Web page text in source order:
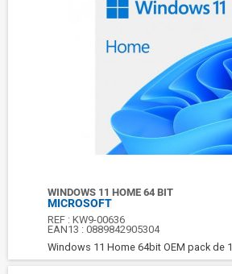
WINDOWS 11 HOME 64 BIT
MICROSOFT
REF :KW9-00636
EAN13 :0889842905304
Windows 11 Home 64bit OEM pack de 1